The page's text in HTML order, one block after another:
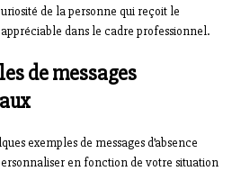
de la personne qui reçoit le
dans le cadre professionnel.
de messages
exemples de messages d’absence
en fonction de votre situation